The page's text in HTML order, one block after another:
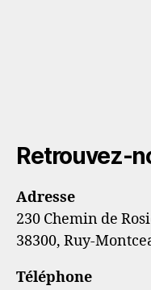
Retrouvez-
Adresse
230 Chemin de
38300, Ruy-
Téléphone